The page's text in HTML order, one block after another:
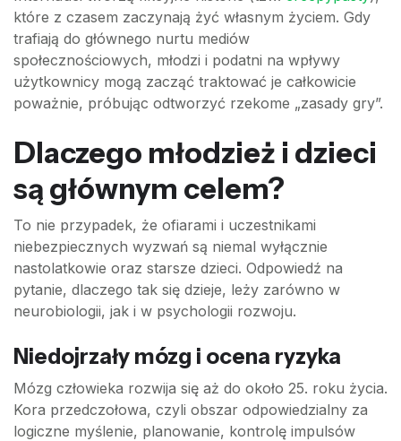
które z czasem zaczynają żyć własnym życiem. Gdy
trafiają do głównego nurtu mediów
społecznościowych, młodzi i podatni na wpływy
użytkownicy mogą zacząć traktować je całkowicie
poważnie, próbując odtworzyć rzekome „zasady gry”.
Dlaczego młodzież i dzieci
są głównym celem?
To nie przypadek, że ofiarami i uczestnikami
niebezpiecznych wyzwań są niemal wyłącznie
nastolatkowie oraz starsze dzieci. Odpowiedź na
pytanie, dlaczego tak się dzieje, leży zarówno w
neurobiologii, jak i w psychologii rozwoju.
Niedojrzały mózg i ocena ryzyka
Mózg człowieka rozwija się aż do około 25. roku życia.
Kora przedczołowa, czyli obszar odpowiedzialny za
logiczne myślenie, planowanie, kontrolę impulsów